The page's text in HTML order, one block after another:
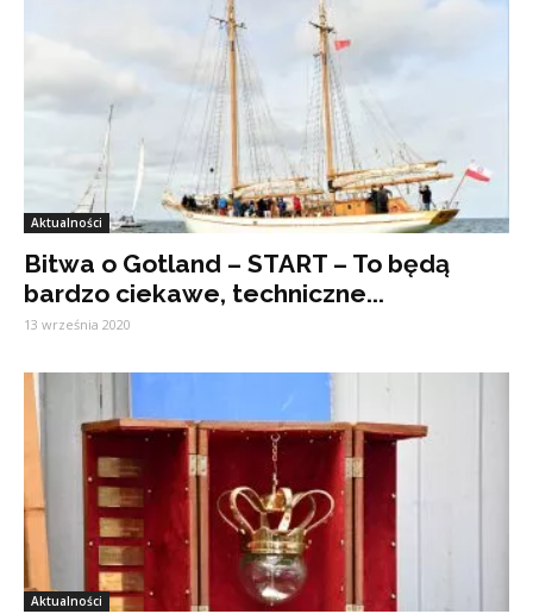
Aktualności
Bitwa o Gotland – START – To będą
bardzo ciekawe, techniczne...
13 września 2020
Aktualności